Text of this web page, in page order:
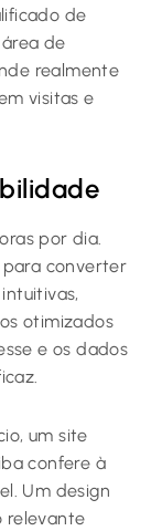
de
de
realmente
visitas e
por dia.
para converter
otimizados
e os dados
um site
confere à
Um design
relevante